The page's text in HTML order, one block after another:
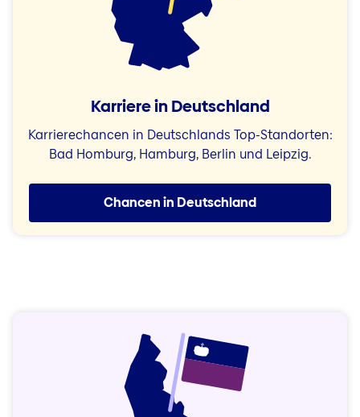
Karriere in Deutschland
Karrierechancen in Deutschlands Top-Standorten:
Bad Homburg, Hamburg, Berlin und Leipzig.
Chancen in Deutschland